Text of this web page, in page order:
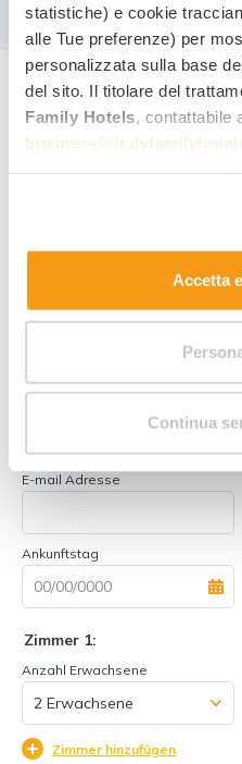
statistiche) e cookie
alle Tue preferenze) per
personalizzata sulla base
del sito. Il titolare del
Family Hotels , contattabile
. Allo stesso link
estesa sui cookie.
Accetta
Continua
Bester Family-Tarif
Schnelles Angebot per
Antwort direkt vom
E-mail Adresse
Ankunftstag
Zimmer 1:
Anzahl Erwachsene
Zimmer hinzufügen